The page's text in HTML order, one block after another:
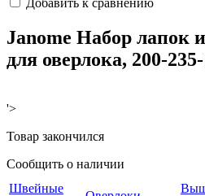
Добавить к сравнению
Janome Набор лапок
для оверлока, 200-
'>
Товар закончился
Сообщить о наличии
Швейные